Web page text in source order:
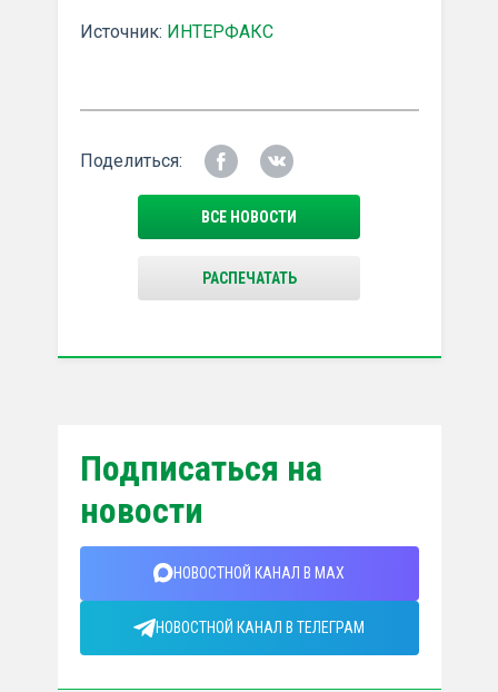
Источник: ИНТЕРФАКС
Поделиться:
ВСЕ НОВОСТИ
РАСПЕЧАТАТЬ
Подписаться на
новости
НОВОСТНОЙ КАНАЛ В MAX
НОВОСТНОЙ КАНАЛ В ТЕЛЕГРАМ